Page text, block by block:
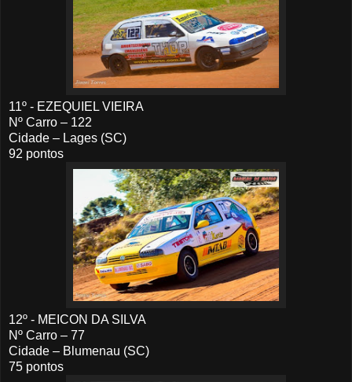
11º - EZEQUIEL VIEIRA
Nº Carro – 122
Cidade – Lages (SC)
92 pontos
12º - MEICON DA SILVA
Nº Carro – 77
Cidade – Blumenau (SC)
75 pontos